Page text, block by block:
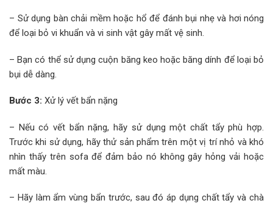
– Sử dụng bàn chải mềm hoặc hổ để đánh bụi nhẹ và hơi nóng
để loại bỏ vi khuẩn và vi sinh vật gây mất vệ sinh.
– Bạn có thể sử dụng cuộn băng keo hoặc băng dính để loại bỏ
bụi dễ dàng.
Bước 3: Xử lý vết bẩn nặng
– Nếu có vết bẩn nặng, hãy sử dụng một chất tẩy phù hợp.
Trước khi sử dụng, hãy thử sản phẩm trên một vị trí nhỏ và khó
nhìn thấy trên sofa để đảm bảo nó không gây hỏng vải hoặc
mất màu.
– Hãy làm ẩm vùng bẩn trước, sau đó áp dụng chất tẩy và chà